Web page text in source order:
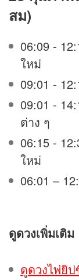
สม)
06:09 -
ใหม่
09:01 -
09:01 -
ต่าง ๆ
06:15 -
ใหม่
06:01 –
ดูดวงเพิ่มเติม
ดูดวงไพ่ยิ